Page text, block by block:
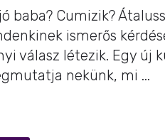
baba? Cumizik?
ismerős
válasz létezik. Egy új
nekünk, mi ...